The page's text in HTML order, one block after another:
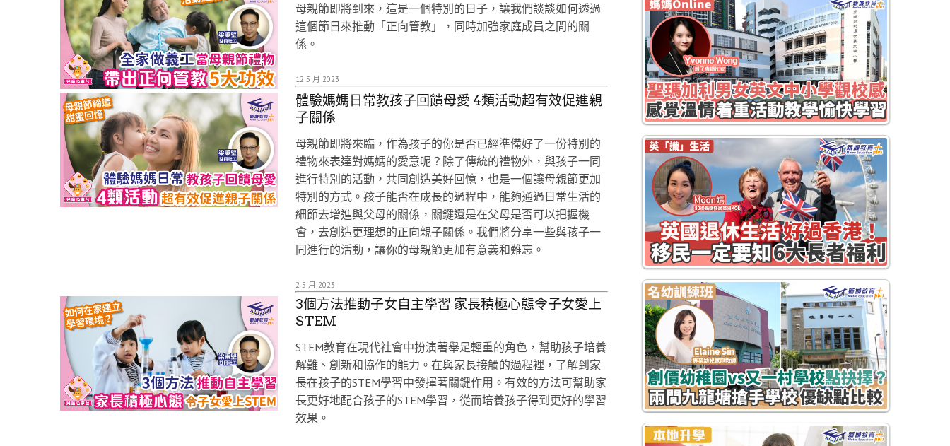
母親節即將到來，這是一個特別的日子，讓我們談談如何透過
這個節日來推動「正向管教」，同時加強家庭成員之間的關
係。
12 5 月 2023
體驗媽媽日常教孩子回饋母愛 4類活動超有效促進親
子關係
母親節即將來臨，作為孩子的你是否已經準備好了一份特別的
禮物來表達對媽媽的愛意呢？除了傳統的禮物外，與孩子一同
進行特別的活動，共同創造美好回憶，也是一個讓母親節更加
特別的方式。孩子能否在成長的過程中，能夠通過日常生活的
細節去增進與父母的關係，關鍵還是在父母是否可以把握機
會，去創造更理想的正向親子關係。我們將分享一些與孩子一
同進行的活動，讓你的母親節更加有意義和難忘。
2 5 月 2023
3個方法推動子女自主學習 家長積極心態令子女愛上
STEM
STEM教育在現代社會中扮演著舉足輕重的角色，幫助孩子培養
解難、創新和協作的能力。在與家長接觸的過程裡，了解到家
長在孩子的STEM學習中發揮著關鍵作用。有效的方法可幫助家
長更好地配合孩子的STEM學習，從而培養孩子得到更好的學習
效果。